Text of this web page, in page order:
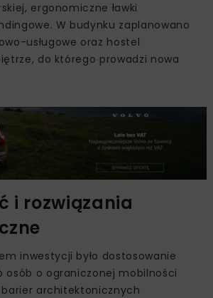
ergonomiczne ławki
W budynku zaplanowano
usługowe oraz hostel
do którego prowadzi nowa
i rozwiązania
inwestycji było dostosowanie
osób o ograniczonej mobilności
architektonicznych